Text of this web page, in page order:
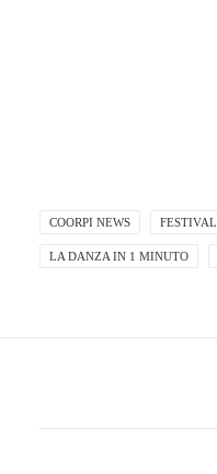
COORPI NEWS FESTIVAL
LA DANZA IN 1 MINUTO